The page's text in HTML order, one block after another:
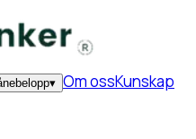
▾ Om ossKunskap